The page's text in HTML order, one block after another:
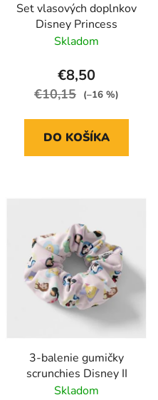
Set vlasových doplnkov
Disney Princess
Skladom
€8,50
€10,15 (–16 %)
DO KOŠÍKA
3-balenie gumičky
scrunchies Disney II
Skladom